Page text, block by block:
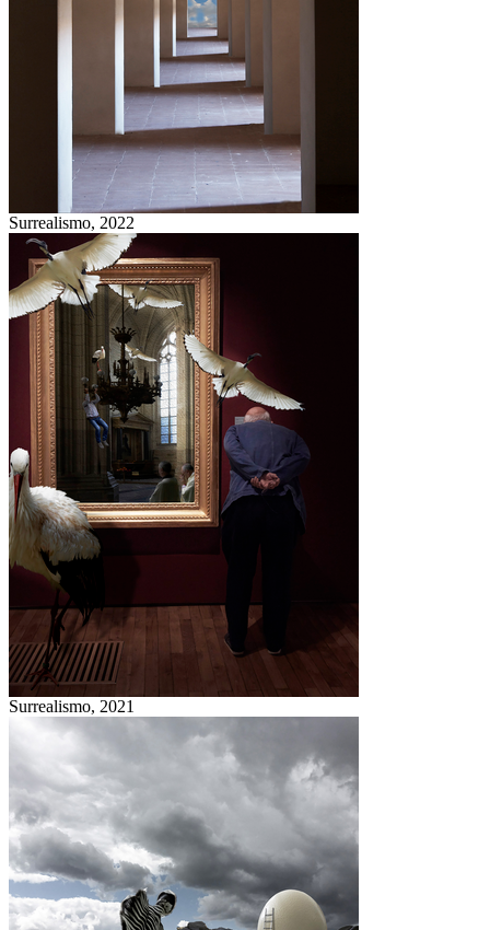
Surrealismo, 2022
Surrealismo, 2021